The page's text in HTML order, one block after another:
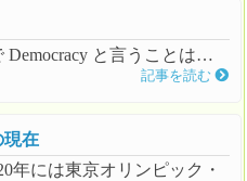
Democracy と言うことは…
記事を読む
在
年には東京オリンピック・